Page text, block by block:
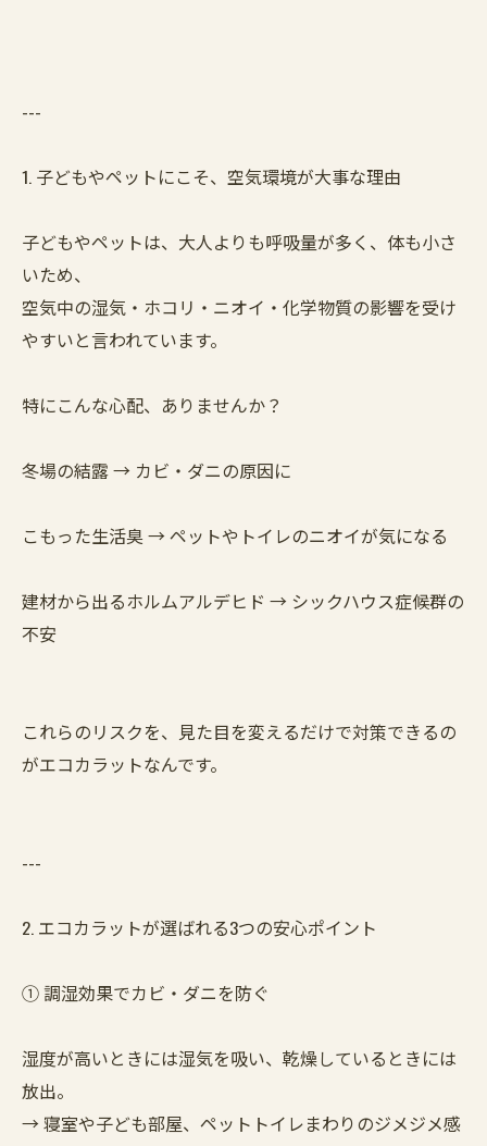
---
1. 子どもやペットにこそ、空気環境が大事な理由
子どもやペットは、大人よりも呼吸量が多く、体も小さ
いため、
空気中の湿気・ホコリ・ニオイ・化学物質の影響を受け
やすいと言われています。
特にこんな心配、ありませんか？
冬場の結露 → カビ・ダニの原因に
こもった生活臭 → ペットやトイレのニオイが気になる
建材から出るホルムアルデヒド → シックハウス症候群の
不安
これらのリスクを、見た目を変えるだけで対策できるの
がエコカラットなんです。
---
2. エコカラットが選ばれる3つの安心ポイント
① 調湿効果でカビ・ダニを防ぐ
湿度が高いときには湿気を吸い、乾燥しているときには
放出。
→ 寝室や子ども部屋、ペットトイレまわりのジメジメ感